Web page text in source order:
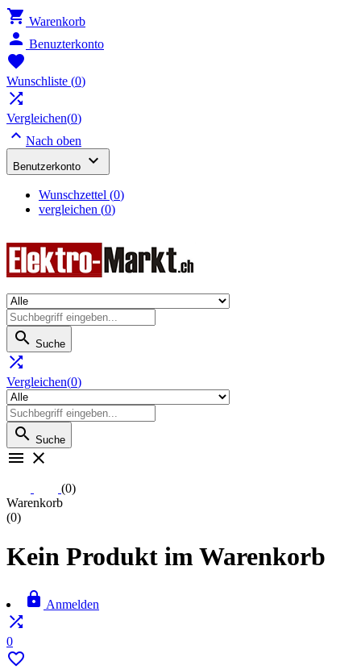
 Warenkorb
 Benuzterkonto

Wunschliste (0)

Vergleichen(0)
 Nach oben
Benutzerkonto 
Wunschzettel (0)
vergleichen (0)
 Suche

Vergleichen(0)
 Suche
 
(0)
Warenkorb
(0)
Kein Produkt im Warenkorb
 Anmelden

0
